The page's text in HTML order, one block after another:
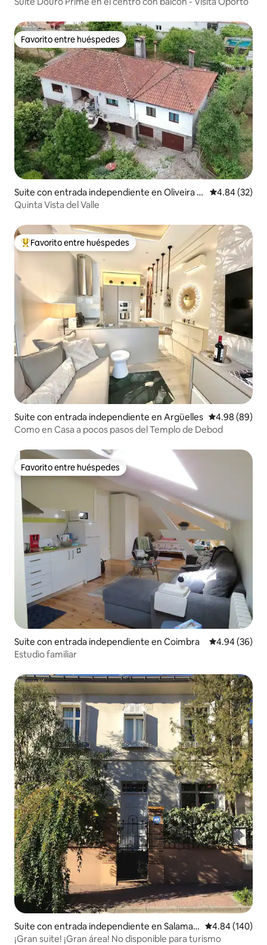
Favorito entre huéspedes
Favorito entre huéspedes
Suite con entrada independiente en Oliveira d
e Frades
Calificación
4.84 (32)
Quinta Vista del Valle
De los mejores en Favorito entre huéspedes
Favorito entre huéspedes
Suite con entrada independiente en Argüelles Calificación
4.98 (89)
Como en Casa a pocos pasos del Templo de Debod
Favorito entre huéspedes
Favorito entre huéspedes
Suite con entrada independiente en Coimbra Calificación
4.94 (36)
Estudio familiar
Suite con entrada independiente en Salaman
ca
Calificación
4.84 (140)
¡Gran suite! ¡Gran área! No disponible para turismo